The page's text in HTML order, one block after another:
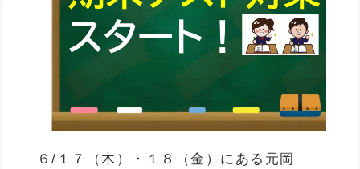
６/１７（木）・１８（金）にある元岡